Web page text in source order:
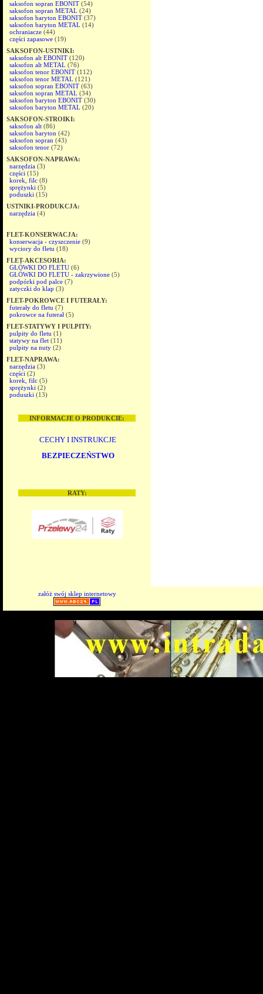
saksofon sopran EBONIT (54)
saksofon sopran METAL (24)
saksofon baryton EBONIT (37)
saksofon baryton METAL (14)
ochraniacze (44)
części zapasowe (19)
SAKSOFON-USTNIKI:
saksofon alt EBONIT (120)
saksofon alt METAL (76)
saksofon tenor EBONIT (112)
saksofon tenor METAL (121)
saksofon sopran EBONIT (63)
saksofon sopran METAL (34)
saksofon baryton EBONIT (30)
saksofon baryton METAL (20)
SAKSOFON-STROIKI:
saksofon alt (86)
saksofon baryton (42)
saksofon sopran (43)
saksofon tenor (72)
SAKSOFON-NAPRAWA:
narzędzia (3)
części (15)
korek, filc (8)
sprężynki (5)
poduszki (15)
USTNIKI-PRODUKCJA:
narzędzia (4)
FLET-KONSERWACJA:
konserwacja - czyszczenie (9)
wyciory do fletu (18)
FLET-AKCESORIA:
GŁÓWKI DO FLETU (6)
GŁÓWKI DO FLETU - zakrzywione (5)
podpórki pod palce (7)
zatyczki do klap (3)
FLET-POKROWCE I FUTERAŁY:
futerały do fletu (7)
pokrowce na futerał (5)
FLET-STATYWY I PULPITY:
pulpity do fletu (1)
statywy na flet (11)
pulpity na nuty (2)
FLET-NAPRAWA:
narzędzia (3)
części (2)
korek, filc (5)
sprężynki (2)
poduszki (13)
INFORMACJE O PRODUKCIE:
CECHY I INSTRUKCJE
BEZPIECZEŃSTWO
RATY:
załóż swój sklep internetowy